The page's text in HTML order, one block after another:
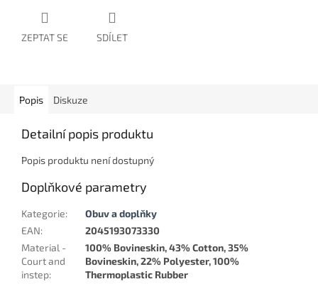
ZEPTAT SE SDÍLET
Popis Diskuze
Detailní popis produktu
Popis produktu není dostupný
Doplňkové parametry
Kategorie:
Obuv a doplňky
EAN:
2045193073330
Material -
Court and
instep:
100% Bovineskin, 43% Cotton, 35%
Bovineskin, 22% Polyester, 100%
Thermoplastic Rubber